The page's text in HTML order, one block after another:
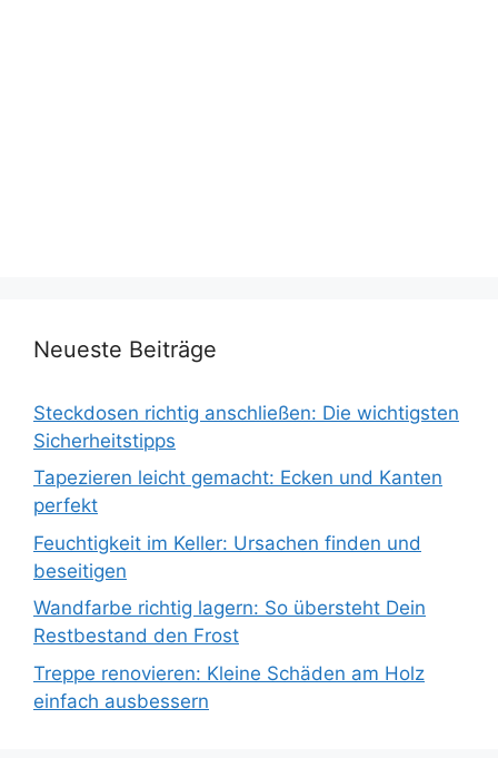
Neueste Beiträge
Steckdosen richtig anschließen: Die wichtigsten
Sicherheitstipps
Tapezieren leicht gemacht: Ecken und Kanten
perfekt
Feuchtigkeit im Keller: Ursachen finden und
beseitigen
Wandfarbe richtig lagern: So übersteht Dein
Restbestand den Frost
Treppe renovieren: Kleine Schäden am Holz
einfach ausbessern